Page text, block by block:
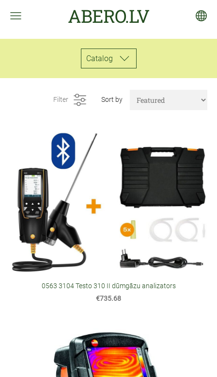
ABERO.LV
Catalog
Filter Sort by
0563 3104 Testo 310 II dūmgāzu analizators
€735.68